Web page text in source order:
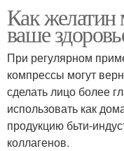
Как
ваше
При регулярном
компрессы могут
сделать лицо более
использовать как
продукцию бьти-
коллагенов.